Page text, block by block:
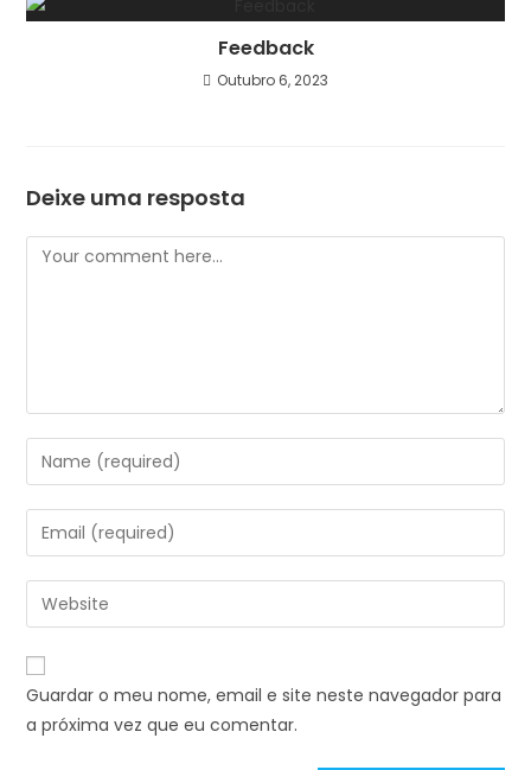
Feedback
Outubro 6, 2023
Deixe uma resposta
Guardar o meu nome, email e site neste navegador para
a próxima vez que eu comentar.